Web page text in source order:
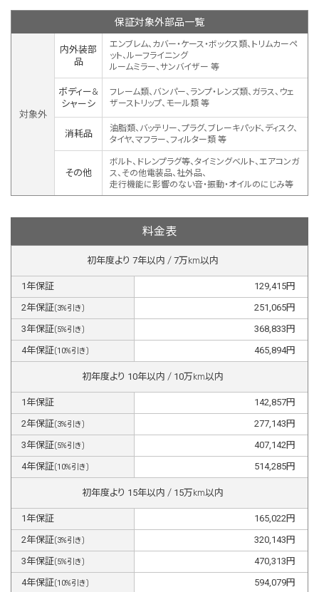
保証対象外部品一覧
対象外
内外装部
品
エンブレム、カバー・ケース・ボックス類、トリムカーペ
ット、ルーフライニング
ルームミラー、サンバイザー 等
ボディー&
シャーシ
フレーム類、バンパー、ランプ・レンズ類、ガラス、ウェ
ザーストリップ、モール類 等
消耗品
油脂類、バッテリー、プラグ、ブレーキパッド、ディスク、
タイヤ、マフラー、フィルター類 等
その他
ボルト、ドレンプラグ等、タイミングベルト、エアコンガ
ス、その他電装品、社外品、
走行機能に影響のない音・振動・オイルのにじみ等
料金表
初年度より 7年以内 / 7万km以内
1年保証 129,415円
2年保証(3%引き) 251,065円
3年保証(5%引き) 368,833 円
4年保証(10%引き) 465,894円
初年度より 10年以内 / 10万km以内
1年保証 142,857円
2年保証(3%引き) 277,143 円
3年保証(5%引き) 407,142 円
4年保証(10%引き) 514,285円
初年度より 15年以内 / 15万km以内
1年保証 165,022 円
2年保証(3%引き) 320,143 円
3年保証(5%引き) 470,313 円
4年保証(10%引き) 594,079円